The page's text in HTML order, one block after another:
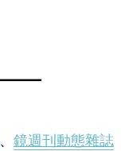
、 鏡週刊動態雜誌